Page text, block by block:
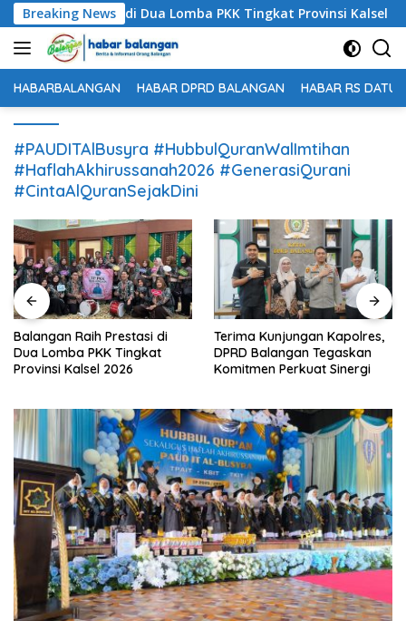
Langsung
ke
konten
Breaking News
Raih Prestasi di Dua Lomba PKK Tingkat Provinsi Kalsel 2026
HABARBALANGAN HABAR DPRD BALANGAN HABAR RS DATU
#PAUDITAlBusyra #HubbulQuranWalImtihan
#HaflahAkhirussanah2026 #GenerasiQurani
#CintaAlQuranSejakDini
Raih Prestasi di
PKK Tingkat
Kalsel 2026
Terima Kunjungan Kapolres,
DPRD Balangan Tegaskan
Komitmen Perkuat Sinergi